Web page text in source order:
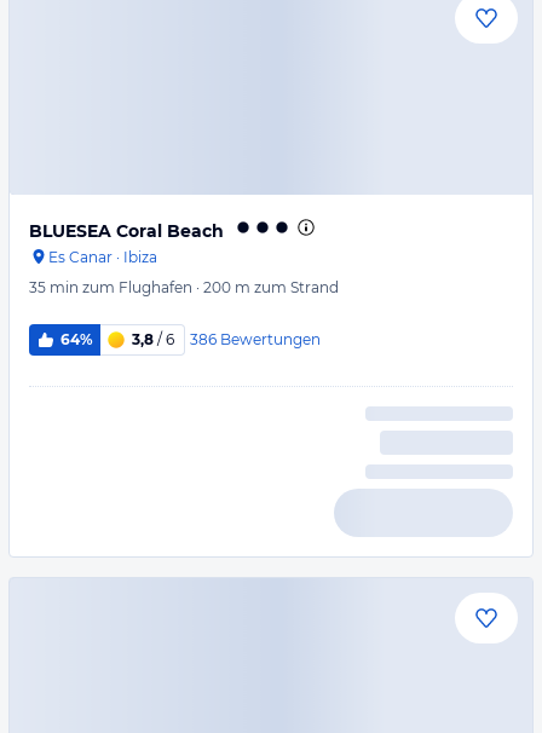
BLUESEA Coral Beach
Es Canar · Ibiza
35 min zum Flughafen · 200 m zum Strand
64% 3,8 / 6 386 Bewertungen